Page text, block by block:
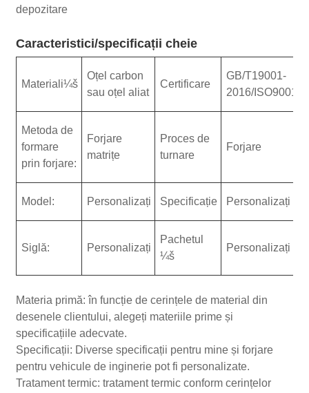
depozitare
Caracteristici/specificații cheie
Materiali¼š
Oțel carbon
sau oțel aliat
Certificare
GB/T19001-
2016/
Metoda de
formare
prin forjare:
Forjare
matrițe
Proces de
turnare
Forjare
Model: Personalizați Specificație Personalizați
Siglă: Personalizați
Pachetul
¼š
Personalizați
Materia primă: în funcție de cerințele de material din
desenele clientului, alegeți materiile prime și
specificațiile adecvate.
Specificații: Diverse specificații pentru mine și forjare
pentru vehicule de inginerie pot fi personalizate.
Tratament termic: tratament termic conform cerințelor